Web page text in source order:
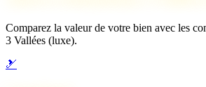
Comparez la valeur de votre bien avec les
3 Vallées (luxe).
🎿